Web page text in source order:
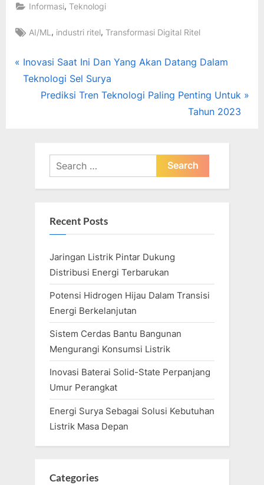
Informasi,Teknologi
Tags:
AI/ML , industri ritel,Transformasi Digital Ritel
Post
navigation
P
r
Inovasi Saat Ini Dan Yang Akan Datang Dalam
Teknologi Sel Surya
N
Prediksi Tren Teknologi Paling Penting Untuk
Tahun 2023
Search
for:
Recent Posts
Jaringan Listrik Pintar Dukung
Distribusi Energi Terbarukan
Potensi Hidrogen Hijau Dalam Transisi
Energi Berkelanjutan
Sistem Cerdas Bantu Bangunan
Mengurangi Konsumsi Listrik
Inovasi Baterai Solid-State Perpanjang
Umur Perangkat
Energi Surya Sebagai Solusi Kebutuhan
Listrik Masa Depan
Categories